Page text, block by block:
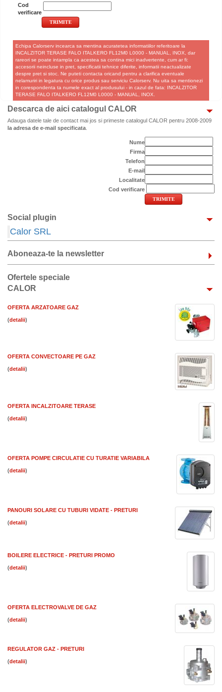
Cod
verificare
Echipa Calorserv incearca sa mentina acuratetea informatiilor referitoare la
INCALZITOR TERASE FALO ITALKERO FL12M0 L0000 - MANUAL, INOX, dar
rareori se poate intampla ca acestea sa contina mici inadvertente, cum ar fi:
accesorii neincluse in pret, specificatii tehnice diferite, informatii neactualizate
despre pret si stoc. Ne puteti contacta oricand pentru a clarifica eventuale
nelamuriri in legatura cu orice produs sau serviciu Calorserv. Nu uita sa mentionezi
in corespondenta ta numele exact al produsului - in cazul de fata: INCALZITOR
TERASE FALO ITALKERO FL12M0 L0000 - MANUAL, INOX.
Descarca de aici catalogul CALOR
Adauga datele tale de contact mai jos si primeste catalogul CALOR pentru 2008-2009
la adresa de e-mail specificata
Nume
Firma
Telefon
E-mail
Localitate
Cod verificare
Social plugin
Calor SRL
Aboneaza-te la newsletter
Ofertele speciale
CALOR
OFERTA ARZATOARE GAZ
( )
OFERTA CONVECTOARE PE GAZ
( )
OFERTA INCALZITOARE TERASE
( )
OFERTA POMPE CIRCULATIE CU TURATIE VARIABILA
( )
PANOURI SOLARE CU TUBURI VIDATE - PRETURI
( )
BOILERE ELECTRICE - PRETURI PROMO
( )
OFERTA ELECTROVALVE DE GAZ
( )
REGULATOR GAZ - PRETURI
( )